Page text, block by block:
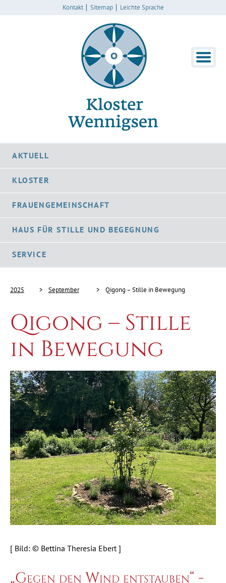
Kontakt Sitemap Leichte Sprache
AKTUELL
KLOSTER
FRAUENGEMEINSCHAFT
HAUS FÜR STILLE UND BEGEGNUNG
SERVICE
2025 September Qigong – Stille in Bewegung
Qigong – Stille
in Bewegung
[ Bild: © Bettina Theresia Ebert ]
„Gegen den Wind entstauben“ -